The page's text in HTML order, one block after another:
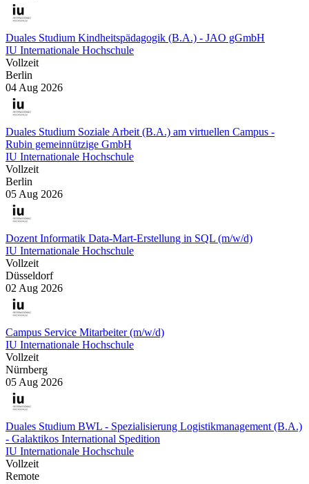
Duales Studium Kindheitspädagogik (B.A.) - JAO gGmbH
IU Internationale Hochschule
Vollzeit
Berlin
04 Aug 2026
Duales Studium Soziale Arbeit (B.A.) am virtuellen Campus -
Rubin gemeinnützige GmbH
IU Internationale Hochschule
Vollzeit
Berlin
05 Aug 2026
Dozent Informatik Data-Mart-Erstellung in SQL (m/w/d)
IU Internationale Hochschule
Vollzeit
Düsseldorf
02 Aug 2026
Campus Service Mitarbeiter (m/w/d)
IU Internationale Hochschule
Vollzeit
Nürnberg
05 Aug 2026
Duales Studium BWL - Spezialisierung Logistikmanagement (B.A.)
- Galaktikos International Spedition
IU Internationale Hochschule
Vollzeit
Remote